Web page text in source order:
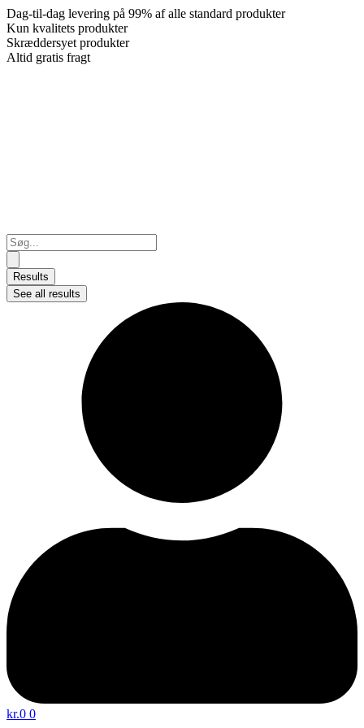
Dag-til-dag levering på 99% af alle standard produkter
Kun kvalitets produkter
Skræddersyet produkter
Altid gratis fragt
Search
...
Results
See all results
kr.0 0